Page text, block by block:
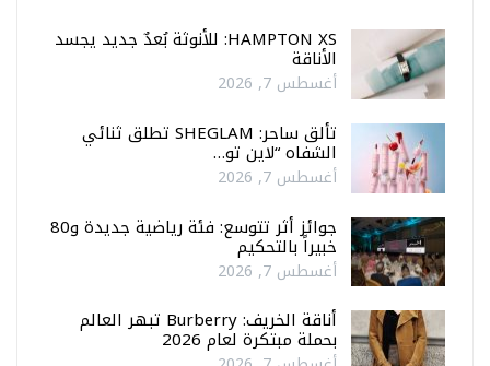
HAMPTON XS: للأنوثة بُعدٌ جديد يجسد
الأناقة
أغسطس 7, 2026
تألق ساحر: SHEGLAM تطلق ثنائي
الشفاه “لاين تو…
أغسطس 7, 2026
جوائز أثر تتوسع: فئة رياضية جديدة و80
خبيراً بالتحكيم
أغسطس 7, 2026
أناقة الخريف: Burberry تبهر العالم
بحملة مبتكرة لعام 2026